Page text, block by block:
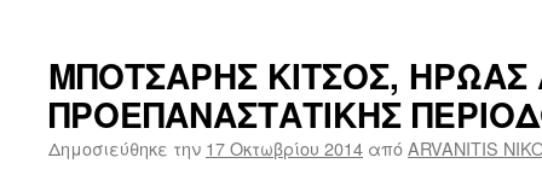
–
Ένας
μεγάλος
επαναστάτης
αρχηγός
ΜΠΟΤΣΑΡΗΣ ΚΙΤΣΟΣ, ΗΡΩΑΣ
ΠΡΟΕΠΑΝΑΣΤΑΤΙΚΗΣ
Δημοσιεύθηκε την 17 Οκτωβρίου 2014 απόARVANITIS